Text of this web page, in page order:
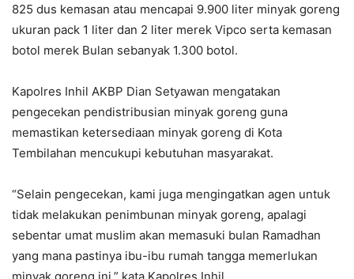
825 dus kemasan atau mencapai 9.900 liter minyak goreng
ukuran pack 1 liter dan 2 liter merek Vipco serta kemasan
botol merek Bulan sebanyak 1.300 botol.
Kapolres Inhil AKBP Dian Setyawan mengatakan
pengecekan pendistribusian minyak goreng guna
memastikan ketersediaan minyak goreng di Kota
Tembilahan mencukupi kebutuhan masyarakat.
“Selain pengecekan, kami juga mengingatkan agen untuk
tidak melakukan penimbunan minyak goreng, apalagi
sebentar umat muslim akan memasuki bulan Ramadhan
yang mana pastinya ibu-ibu rumah tangga memerlukan
minyak goreng ini,” kata Kapolres Inhil.